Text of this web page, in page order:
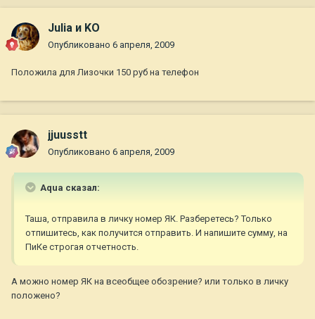
Julia и KO
Опубликовано 6 апреля, 2009
Положила для Лизочки 150 руб на телефон
jjuusstt
Опубликовано 6 апреля, 2009
Aqua сказал:
Таша, отправила в личку номер ЯК. Разберетесь? Только
отпишитесь, как получится отправить. И напишите сумму, на
ПиКе строгая отчетность.
А можно номер ЯК на всеобщее обозрение? или только в личку
положено?